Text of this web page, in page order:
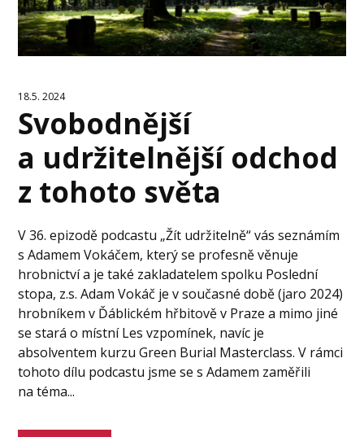
18.5. 2024
Svobodnější
a udržitelnější odchod
z tohoto světa
V 36. epizodě podcastu „Žít udržitelně“ vás seznámím
s Adamem Vokáčem, který se profesně věnuje
hrobnictví a je také zakladatelem spolku Poslední
stopa, z.s. Adam Vokáč je v současné době (jaro 2024)
hrobníkem v Ďáblickém hřbitově v Praze a mimo jiné
se stará o místní Les vzpomínek, navíc je
absolventem kurzu Green Burial Masterclass. V rámci
tohoto dílu podcastu jsme se s Adamem zaměřili
na téma...